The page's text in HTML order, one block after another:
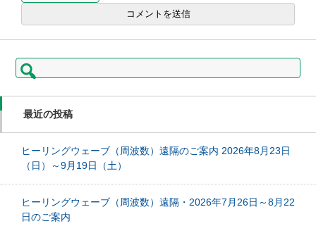
検
索:
最近の投稿
ヒーリングウェーブ（周波数）遠隔のご案内 2026年8月23日
（日）～9月19日（土）
ヒーリングウェーブ（周波数）遠隔・2026年7月26日～8月22
日のご案内